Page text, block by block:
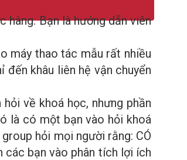
hàng. Bạn là hướng dẫn viên
máy thao tác mẫu rất nhiều
khâu liên hệ vận chuyển
về khoá học, nhưng phần
là có một bạn vào hỏi khoá
hỏi mọi người rằng: CÓ
các bạn vào phân tích lợi ích